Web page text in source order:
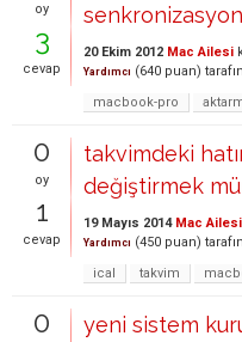
oy
3
cevap
20 Ekim 2012 Mac Ailesi
Yardımcı (640 puan)
macbook-pro
0
oy
1
cevap
takvimdeki
değiştirmek
19 Mayıs 2014 Mac Ailesi
Yardımcı (450 puan)
ical
takvim
0
yeni sistem